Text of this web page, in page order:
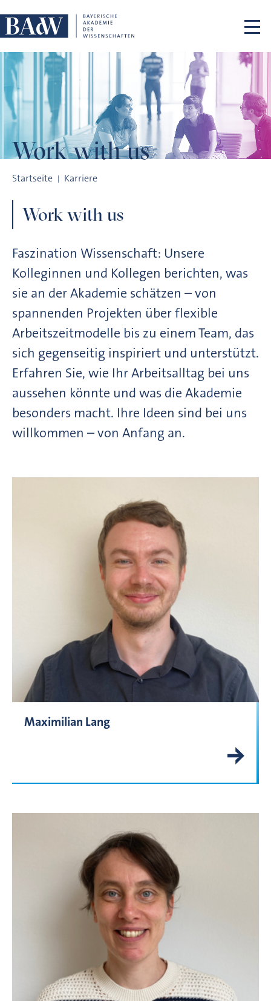
Work with us
Startseite Karriere
Work with us
Faszination Wissenschaft: Unsere
Kolleginnen und Kollegen berichten, was
sie an der Akademie schätzen – von
spannenden Projekten über flexible
Arbeitszeitmodelle bis zu einem Team, das
sich gegenseitig inspiriert und unterstützt.
Erfahren Sie, wie Ihr Arbeitsalltag bei uns
aussehen könnte und was die Akademie
besonders macht. Ihre Ideen sind bei uns
willkommen – von Anfang an.
Maximilian Lang